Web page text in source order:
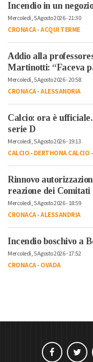
Incendio in un
Mercoledì, 5 Agosto 2026 - 21:30
CRONACA-ACQUI TERME
Addio alla
Martinotti: “Faceva
Mercoledì, 5 Agosto 2026 - 20:58
CRONACA-ALESSANDRIA
Calcio: ora è
serie D
Mercoledì, 5 Agosto 2026 - 19:13
CALCIO-DERTHONA CALCIO-
Rinnovo
reazione dei
Mercoledì, 5 Agosto 2026 - 18:59
CRONACA-ALESSANDRIA
Incendio boschivo a
Mercoledì, 5 Agosto 2026 - 17:52
CRONACA-OVADA